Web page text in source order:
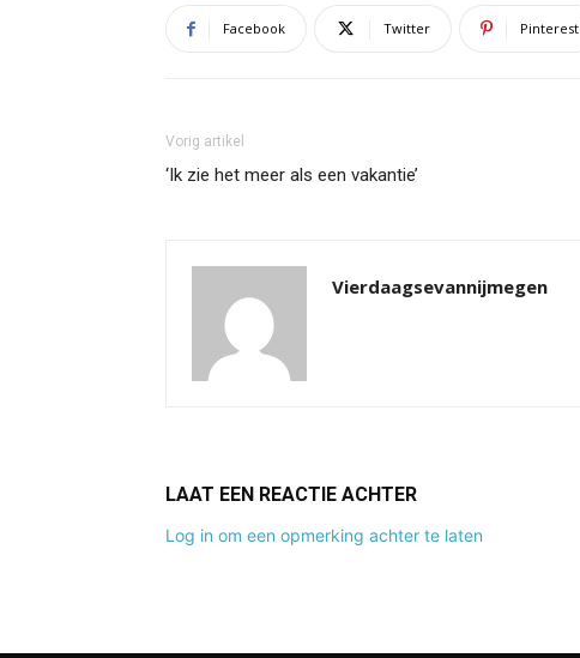
Facebook Twitter Pinterest
Vorig artikel
‘Ik zie het meer als een vakantie’
Vierdaagsevannijmegen
LAAT EEN REACTIE ACHTER
Log in om een opmerking achter te laten